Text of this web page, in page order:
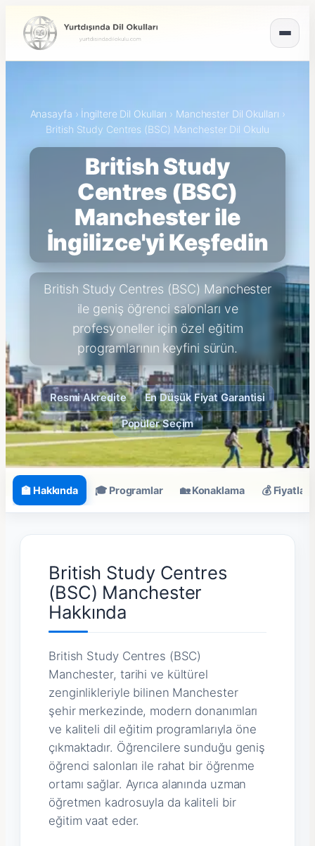
Anasayfa › İngiltere Dil Okulları › Manchester Dil Okulları ›
British Study Centres (BSC) Manchester Dil Okulu
British Study
Centres (BSC)
Manchester ile
İngilizce'yi Keşfedin
British Study Centres (BSC) Manchester
ile geniş öğrenci salonları ve
profesyoneller için özel eğitim
programlarının keyfini sürün.
Resmi Akredite En Düşük Fiyat Garantisi
Popüler Seçim
🏫 Hakkında 🎓 Programlar 🏡 Konaklama 💰 Fiyatlar
British Study Centres
(BSC) Manchester
Hakkında
British Study Centres (BSC)
Manchester, tarihi ve kültürel
zenginlikleriyle bilinen Manchester
şehir merkezinde, modern donanımları
ve kaliteli dil eğitim programlarıyla öne
çıkmaktadır. Öğrencilere sunduğu geniş
öğrenci salonları ile rahat bir öğrenme
ortamı sağlar. Ayrıca alanında uzman
öğretmen kadrosuyla da kaliteli bir
eğitim vaat eder.